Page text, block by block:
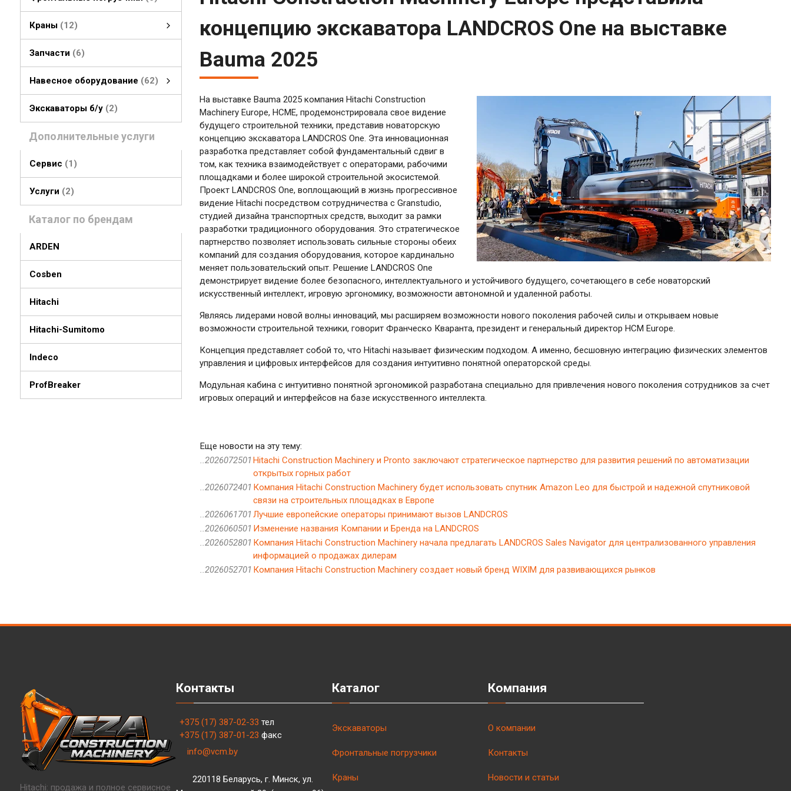
Краны 12
Запчасти 6
Навесное оборудование 62
Экскаваторы б/у 2
Дополнительные услуги
Сервис 1
Услуги 2
Каталог по брендам
ARDEN
Cosben
Hitachi
Hitachi-Sumitomo
Indeco
ProfBreaker
концепцию экскаватора LANDCROS One на выставке
Bauma 2025
На выставке Bauma 2025 компания Hitachi Construction
Machinery Europe, HCME, продемонстрировала свое видение
будущего строительной техники, представив новаторскую
концепцию экскаватора LANDCROS One. Эта инновационная
разработка представляет собой фундаментальный сдвиг в
том, как техника взаимодействует с операторами, рабочими
площадками и более широкой строительной экосистемой.
Проект LANDCROS One, воплощающий в жизнь прогрессивное
видение Hitachi посредством сотрудничества с Granstudio,
студией дизайна транспортных средств, выходит за рамки
разработки традиционного оборудования. Это стратегическое
партнерство позволяет использовать сильные стороны обеих
компаний для создания оборудования, которое кардинально
меняет пользовательский опыт. Решение LANDCROS One
демонстрирует видение более безопасного, интеллектуального и устойчивого будущего, сочетающего в себе новаторский
искусственный интеллект, игровую эргономику, возможности автономной и удаленной работы.
Являясь лидерами новой волны инноваций, мы расширяем возможности нового поколения рабочей силы и открываем новые
возможности cтроительной техники, говорит Франческо Кваранта, президент и генеральный директор HCM Europe.
Концепция представляет собой то, что Hitachi называет физическим подходом. А именно, бесшовную интеграцию физических элементов
управления и цифровых интерфейсов для создания интуитивно понятной операторской среды.
Модульная кабина с интуитивно понятной эргономикой разработана специально для привлечения нового поколения сотрудников за счет
игровых операций и интерфейсов на базе искусственного интеллекта.
Еще новости на эту тему:
..2026072501 Hitachi Construction Machinery и Pronto заключают стратегическое партнерство для развития решений по автоматизации
открытых горных работ
..2026072401 Компания Hitachi Construction Machinery будет использовать спутник Amazon Leo для быстрой и надежной спутниковой
связи на строительных площадках в Европе
..2026061701 Лучшие европейские операторы принимают вызов LANDCROS
..2026060501 Изменение названия Компании и Бренда на LANDCROS
..2026052801 Компания Hitachi Construction Machinery начала предлагать LANDCROS Sales Navigator для централизованного управления
информацией о продажах дилерам
..2026052701 Компания Hitachi Construction Machinery создает новый бренд WIXIM для развивающихся рынков
Hitachi: продажа и полное сервисное
Контакты
+375 (17) 387-02-33 тел
+375 (17) 387-01-23 факс
info@vcm.by
220118 Беларусь, г. Минск, ул.
Каталог
Экскаваторы
Фронтальные погрузчики
Краны
Компания
О компании
Контакты
Новости и статьи